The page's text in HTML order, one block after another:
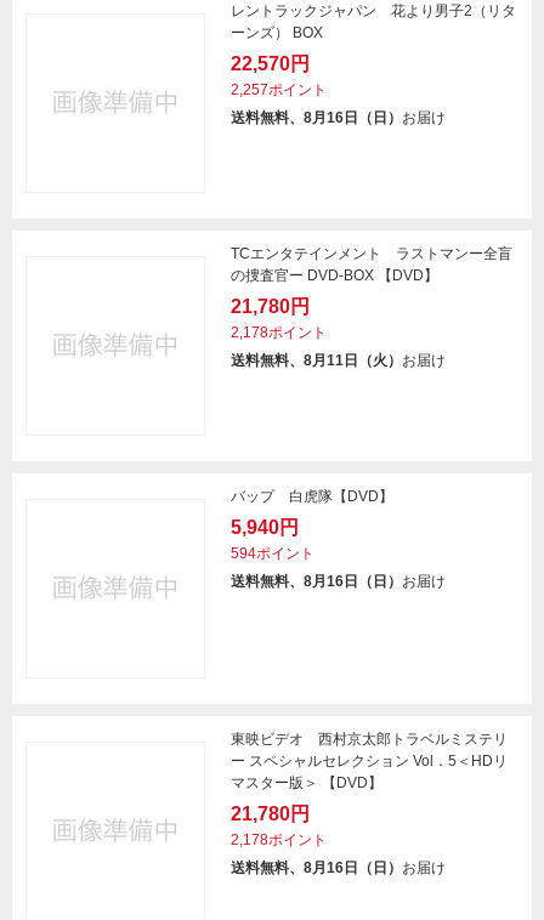
レントラックジャパン 花より男子2（リタ
ーンズ） BOX
22,570円
2,257ポイント
送料無料、8月16日（日） お届け
TCエンタテインメント ラストマンー全盲
の捜査官ー DVD-BOX 【DVD】
21,780円
2,178ポイント
送料無料、8月11日（火） お届け
バップ 白虎隊【DVD】
5,940円
594ポイント
送料無料、8月16日（日） お届け
東映ビデオ 西村京太郎トラベルミステリ
ー スペシャルセレクション Vol．5＜HDリ
マスター版＞ 【DVD】
21,780円
2,178ポイント
送料無料、8月16日（日） お届け